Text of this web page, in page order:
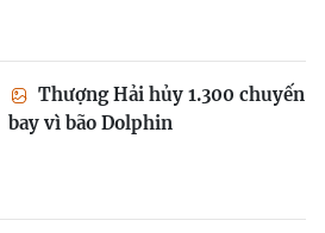
Thượng Hải hủy 1.300 chuyến
bay vì bão Dolphin